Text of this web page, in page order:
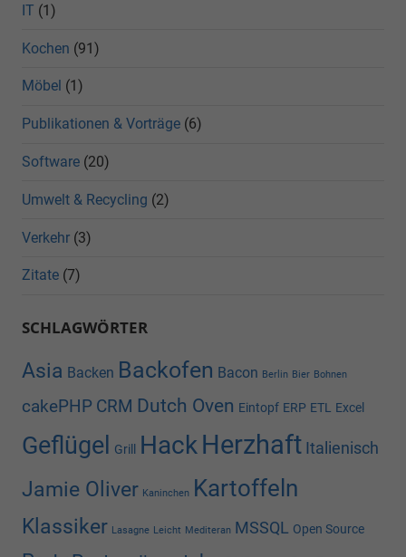
IT (1)
Kochen (91)
Möbel (1)
Publikationen & Vorträge (6)
Software (20)
Umwelt & Recycling (2)
Verkehr (3)
Zitate (7)
SCHLAGWÖRTER
Asia Backen Backofen Bacon Berlin Bier Bohnen
cakePHP CRM Dutch Oven Eintopf ERP ETL Excel
Geflügel Grill Hack Herzhaft Italienisch
Jamie Oliver Kaninchen Kartoffeln
Klassiker Lasagne Leicht Mediteran MSSQL Open Source